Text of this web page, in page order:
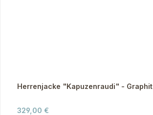
Herrenjacke "Kapuzenraudi" - Graphit
Regulärer Preis:
329,00 €